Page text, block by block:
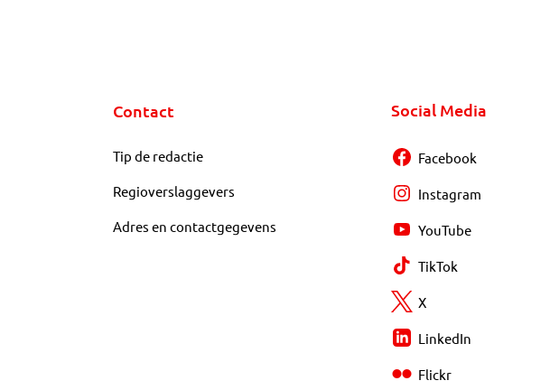
Contact
Tip de redactie
Regioverslaggevers
Adres en contactgegevens
Social Media
Facebook
Instagram
YouTube
TikTok
X
LinkedIn
Flickr